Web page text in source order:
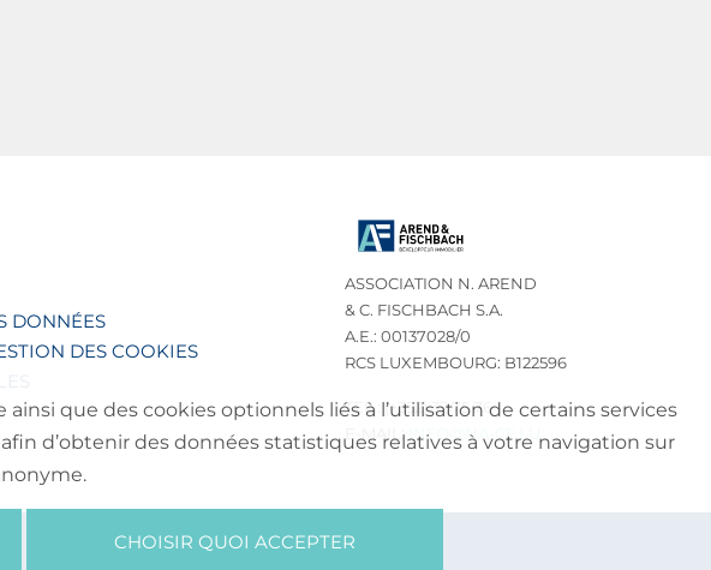
DONNÉES
DES COOKIES
ASSOCIATION N. AREND
& C. FISCHBACH S.A.
A.E.: 00137028/0
RCS LUXEMBOURG: B122596
TEL.: (+352) 32 75 76
E-MAIL:
INFO@NA-CF.LU
que des cookies optionnels liés à l’utilisation de certains services
d’obtenir des données statistiques relatives à votre navigation sur
CHOISIR QUOI ACCEPTER